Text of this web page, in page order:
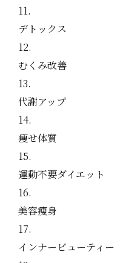
デトックス
むくみ改善
代謝アップ
痩せ体質
運動不要ダイエット
美容痩身
インナービューティー